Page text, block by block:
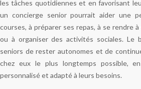
les tâches quotidiennes et en favorisant
un concierge senior pourrait aider une
courses, à préparer ses repas, à se rendre
ou à organiser des activités sociales.
seniors de rester autonomes et de
chez eux le plus longtemps possible,
personnalisé et adapté à leurs besoins.